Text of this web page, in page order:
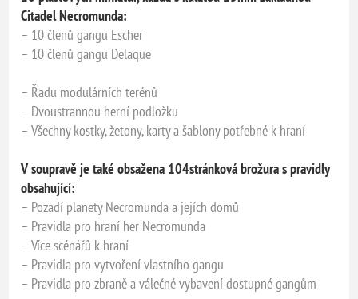
Citadel Necromunda:
– 10 členů gangu Escher
– 10 členů gangu Delaque
– Řadu modulárních terénů
– Dvoustrannou herní podložku
– Všechny kostky, žetony, karty a šablony potřebné k hraní
V soupravě je také obsažena 104stránková brožura s pravidly
obsahující:
– Pozadí planety Necromunda a jejích domů
– Pravidla pro hraní her Necromunda
– Více scénářů k hraní
– Pravidla pro vytvoření vlastního gangu
– Pravidla pro zbraně a válečné vybavení dostupné gangům